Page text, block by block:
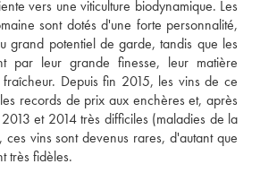
vers une viticulture biodynamique. Les
sont dotés d'une forte personnalité,
grand potentiel de garde, tandis que les
par leur grande finesse, leur matière
Depuis fin 2015, les vins de ce
records de prix aux enchères et, après
et 2014 très difficiles (maladies de la
vins sont devenus rares, d'autant que
très fidèles.